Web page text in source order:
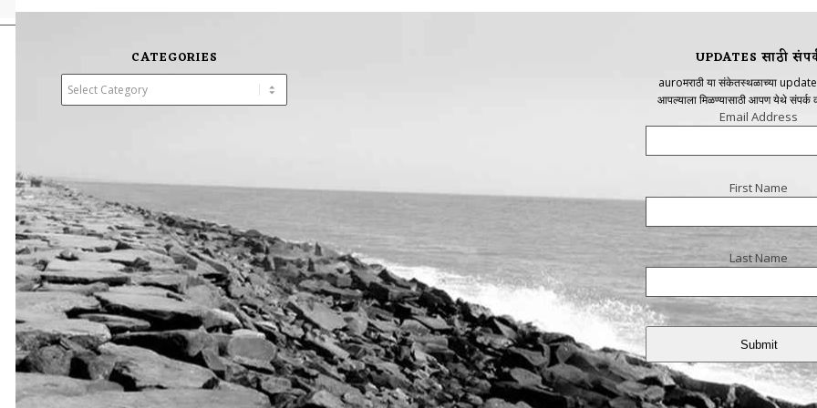
CATEGORIES UPDATES साठी
auroमराठी या संकेतस्थळाच्या
आपल्याला मिळण्यासाठी आपण येथे
Email Address
First Name
Last Name
Submit